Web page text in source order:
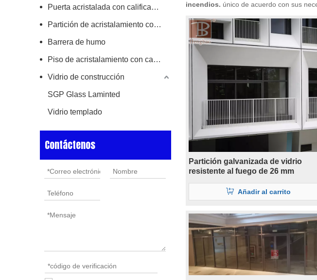
Puerta acristalada con calificación de fuego
Partición de acristalamiento con calificación de fuego
Barrera de humo
Piso de acristalamiento con calificación de fuego/tragaluz
Vidrio de construcción
SGP Glass Laminted
Vidrio templado
Contáctenos
incendios. único de acuerdo con sus
Partición galvanizada de vidrio
resistente al fuego de 26 mm
Añadir al carrito